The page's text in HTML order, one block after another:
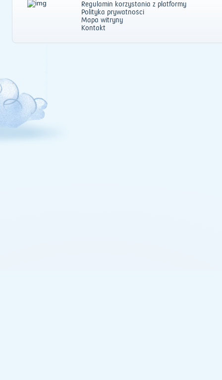
Regulamin korzystania z platformy
Polityka prywatności
Mapa witryny
Kontakt